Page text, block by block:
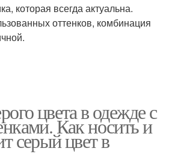
которая всегда актуальна.
оттенков, комбинация
цвета в одежде с
Как носить и
серый цвет в